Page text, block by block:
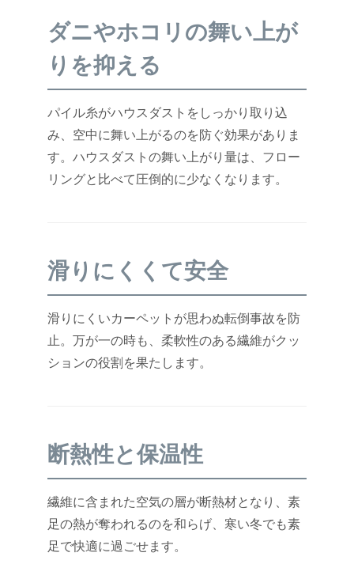
ダニやホコリの舞い上が
りを抑える
パイル糸がハウスダストをしっかり取り込
み、空中に舞い上がるのを防ぐ効果がありま
す。ハウスダストの舞い上がり量は、フロー
リングと比べて圧倒的に少なくなります。
滑りにくくて安全
滑りにくいカーペットが思わぬ転倒事故を防
止。万が一の時も、柔軟性のある繊維がクッ
ションの役割を果たします。
断熱性と保温性
繊維に含まれた空気の層が断熱材となり、素
足の熱が奪われるのを和らげ、寒い冬でも素
足で快適に過ごせます。